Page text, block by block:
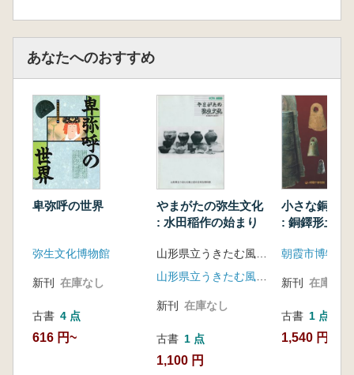
あなたへのおすすめ
卑弥呼の世界
弥生文化博物館
新刊 在庫なし
古書 4 点
616 円~
やまがたの弥生文化
: 水田稲作の始まり
新刊 在庫なし
古書 1 点
1,100 円
小さな銅鐸
: 銅鐸形土製
朝霞市博物館
新刊 在庫なし
古書 1 点
1,540 円